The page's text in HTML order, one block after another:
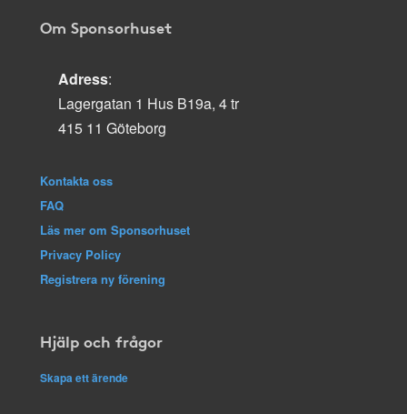
Om Sponsorhuset
Adress:
Lagergatan 1 Hus B19a, 4 tr
415 11 Göteborg
Kontakta oss
FAQ
Läs mer om Sponsorhuset
Privacy Policy
Registrera ny förening
Hjälp och frågor
Skapa ett ärende